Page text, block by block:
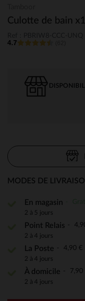
Culotte de bain
4.7
MODES DE
En magasin
2 à 5 jours
Point Relais
2 à 4 jours
La Poste 4,90 €
2 à 4 jours
À domicile 7,90
2 à 4 jours